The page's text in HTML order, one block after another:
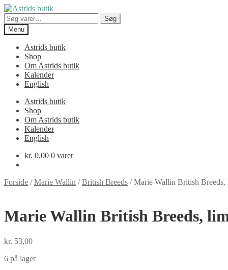
Spring
til
navigation
Spring
til
indhold
Søg
efter:
Søg
Menu
Astrids butik
Shop
Om Astrids butik
Kalender
English
Astrids butik
Shop
Om Astrids butik
Kalender
English
kr. 0,00 0 varer
Forside /Marie Wallin /British Breeds /Marie Wallin British
Marie Wallin British Breeds,
kr. 53,00
6 på lager